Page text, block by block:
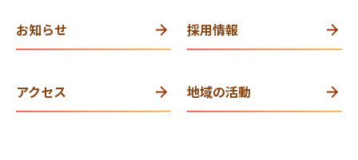
お知らせ 採用情報
アクセス 地域の活動